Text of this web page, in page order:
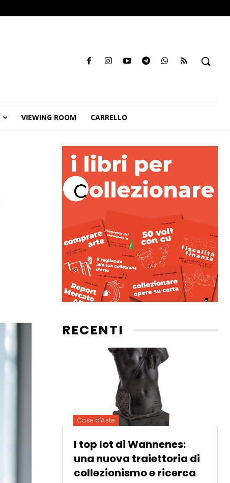
VIEWING ROOM CARRELLO
RECENTI
Case d'Aste
I top lot di Wannenes:
una nuova traiettoria di
collezionismo e ricerca